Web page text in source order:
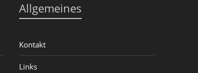
Allgemeines
Kontakt
Links